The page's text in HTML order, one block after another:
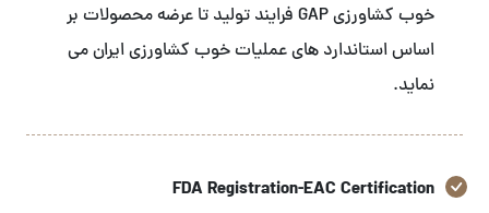
خوب کشاورزی GAP فرایند تولید تا عرضه محصولات بر
اساس استاندارد های عملیات خوب کشاورزی ایران می
نماید.
FDA Registration-EAC Certification